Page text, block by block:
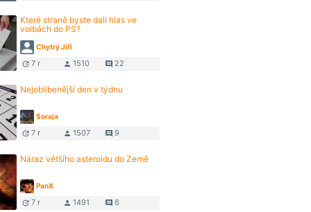
Které straně byste dali hlas ve
volbách do PS?
Chytrý Jiří
update 7 r person 1510 comment 22
Nejoblíbenější den v týdnu
Soraja
update 7 r person 1507 comment 9
Náraz většího asteroidu do Země
PanX
update 7 r person 1491 comment 6